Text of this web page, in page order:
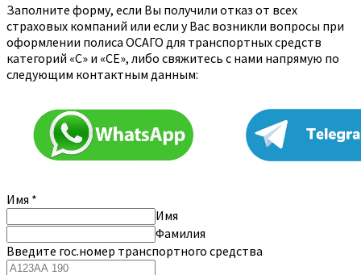
Заполните форму, если Вы получили отказ от всех
страховых компаний или если у Вас возникли вопросы при
оформлении полиса ОСАГО для транспортных средств
категорий «C» и «CE», либо свяжитесь с нами напрямую по
следующим контактным данным:
Имя *
Имя
Фамилия
Введите гос.номер транспортного средства